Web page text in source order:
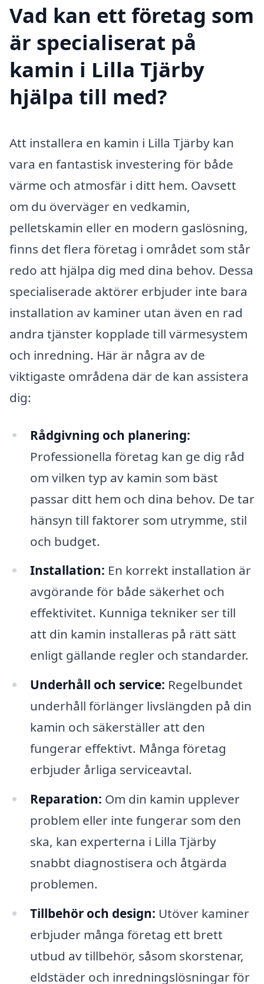
Vad kan ett företag som
är specialiserat på
kamin i Lilla Tjärby
hjälpa till med?
Att installera en kamin i Lilla Tjärby kan
vara en fantastisk investering för både
värme och atmosfär i ditt hem. Oavsett
om du överväger en vedkamin,
pelletskamin eller en modern gaslösning,
finns det flera företag i området som står
redo att hjälpa dig med dina behov. Dessa
specialiserade aktörer erbjuder inte bara
installation av kaminer utan även en rad
andra tjänster kopplade till värmesystem
och inredning. Här är några av de
viktigaste områdena där de kan assistera
dig:
Rådgivning och planering:
Professionella företag kan ge dig råd
om vilken typ av kamin som bäst
passar ditt hem och dina behov. De tar
hänsyn till faktorer som utrymme, stil
och budget.
Installation: En korrekt installation är
avgörande för både säkerhet och
effektivitet. Kunniga tekniker ser till
att din kamin installeras på rätt sätt
enligt gällande regler och standarder.
Underhåll och service: Regelbundet
underhåll förlänger livslängden på din
kamin och säkerställer att den
fungerar effektivt. Många företag
erbjuder årliga serviceavtal.
Reparation: Om din kamin upplever
problem eller inte fungerar som den
ska, kan experterna i Lilla Tjärby
snabbt diagnostisera och åtgärda
problemen.
Tillbehör och design: Utöver kaminer
erbjuder många företag ett brett
utbud av tillbehör, såsom skorstenar,
eldstäder och inredningslösningar för